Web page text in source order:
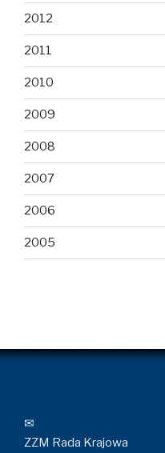
2012
2011
2010
2009
2008
2007
2006
2005
✉
ZZM Rada Krajowa